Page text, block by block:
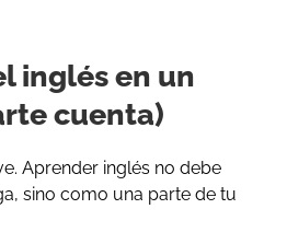
inglés en un
cuenta)
Aprender inglés no debe
sino como una parte de tu